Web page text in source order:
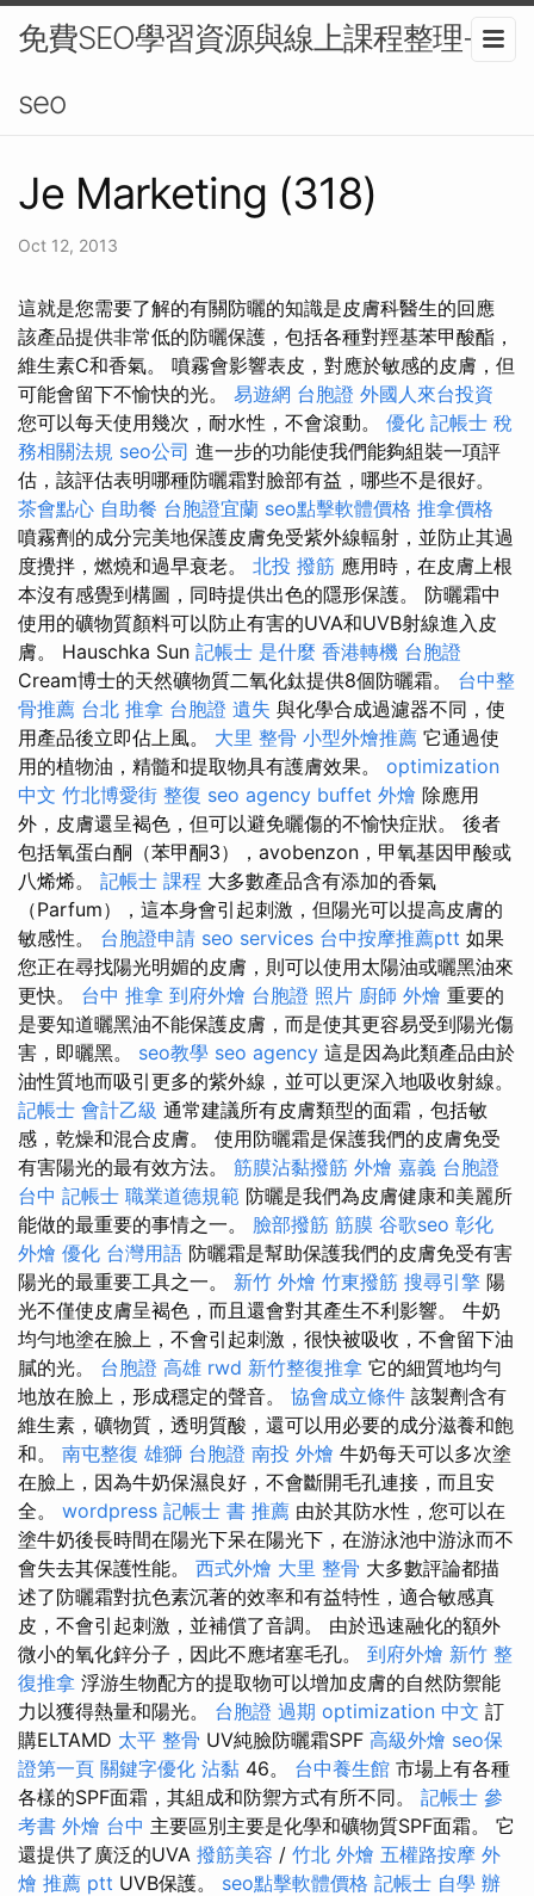
免費SEO學習資源與線上課程整理-
seo
Je Marketing (318)
Oct 12, 2013
這就是您需要了解的有關防曬的知識是皮膚科醫生的回應
該產品提供非常低的防曬保護，包括各種對羥基苯甲酸酯，
維生素C和香氣。 噴霧會影響表皮，對應於敏感的皮膚，但
可能會留下不愉快的光。 易遊網 台胞證 外國人來台投資
您可以每天使用幾次，耐水性，不會滾動。 優化 記帳士 稅
務相關法規 seo公司 進一步的功能使我們能夠組裝一項評
估，該評估表明哪種防曬霜對臉部有益，哪些不是很好。
茶會點心 自助餐 台胞證宜蘭 seo點擊軟體價格 推拿價格
噴霧劑的成分完美地保護皮膚免受紫外線輻射，並防止其過
度攪拌，燃燒和過早衰老。 北投 撥筋 應用時，在皮膚上根
本沒有感覺到構圖，同時提供出色的隱形保護。 防曬霜中
使用的礦物質顏料可以防止有害的UVA和UVB射線進入皮
膚。 Hauschka Sun 記帳士 是什麼 香港轉機 台胞證
Cream博士的天然礦物質二氧化鈦提供8個防曬霜。 台中整
骨推薦 台北 推拿 台胞證 遺失 與化學合成過濾器不同，使
用產品後立即佔上風。 大里 整骨 小型外燴推薦 它通過使
用的植物油，精髓和提取物具有護膚效果。 optimization
中文 竹北博愛街 整復 seo agency buffet 外燴 除應用
外，皮膚還呈褐色，但可以避免曬傷的不愉快症狀。 後者
包括氧蛋白酮（苯甲酮3），avobenzon，甲氧基因甲酸或
八烯烯。 記帳士 課程 大多數產品含有添加的香氣
（Parfum），這本身會引起刺激，但陽光可以提高皮膚的
敏感性。 台胞證申請 seo services 台中按摩推薦ptt 如果
您正在尋找陽光明媚的皮膚，則可以使用太陽油或曬黑油來
更快。 台中 推拿 到府外燴 台胞證 照片 廚師 外燴 重要的
是要知道曬黑油不能保護皮膚，而是使其更容易受到陽光傷
害，即曬黑。 seo教學 seo agency 這是因為此類產品由於
油性質地而吸引更多的紫外線，並可以更深入地吸收射線。
記帳士 會計乙級 通常建議所有皮膚類型的面霜，包括敏
感，乾燥和混合皮膚。 使用防曬霜是保護我們的皮膚免受
有害陽光的最有效方法。 筋膜沾黏撥筋 外燴 嘉義 台胞證
台中 記帳士 職業道德規範 防曬是我們為皮膚健康和美麗所
能做的最重要的事情之一。 臉部撥筋 筋膜 谷歌seo 彰化
外燴 優化 台灣用語 防曬霜是幫助保護我們的皮膚免受有害
陽光的最重要工具之一。 新竹 外燴 竹東撥筋 搜尋引擎 陽
光不僅使皮膚呈褐色，而且還會對其產生不利影響。 牛奶
均勻地塗在臉上，不會引起刺激，很快被吸收，不會留下油
膩的光。 台胞證 高雄 rwd 新竹整復推拿 它的細質地均勻
地放在臉上，形成穩定的聲音。 協會成立條件 該製劑含有
維生素，礦物質，透明質酸，還可以用必要的成分滋養和飽
和。 南屯整復 雄獅 台胞證 南投 外燴 牛奶每天可以多次塗
在臉上，因為牛奶保濕良好，不會斷開毛孔連接，而且安
全。 wordpress 記帳士 書 推薦 由於其防水性，您可以在
塗牛奶後長時間在陽光下呆在陽光下，在游泳池中游泳而不
會失去其保護性能。 西式外燴 大里 整骨 大多數評論都描
述了防曬霜對抗色素沉著的效率和有益特性，適合敏感真
皮，不會引起刺激，並補償了音調。 由於迅速融化的額外
微小的氧化鋅分子，因此不應堵塞毛孔。 到府外燴 新竹 整
復推拿 浮游生物配方的提取物可以增加皮膚的自然防禦能
力以獲得熱量和陽光。 台胞證 過期 optimization 中文 訂
購ELTAMD 太平 整骨 UV純臉防曬霜SPF 高級外燴 seo保
證第一頁 關鍵字優化 沾黏 46。 台中養生館 市場上有各種
各樣的SPF面霜，其組成和防禦方式有所不同。 記帳士 參
考書 外燴 台中 主要區別主要是化學和礦物質SPF面霜。 它
還提供了廣泛的UVA 撥筋美容 / 竹北 外燴 五權路按摩 外
燴 推薦 ptt UVB保護。 seo點擊軟體價格 記帳士 自學 辦